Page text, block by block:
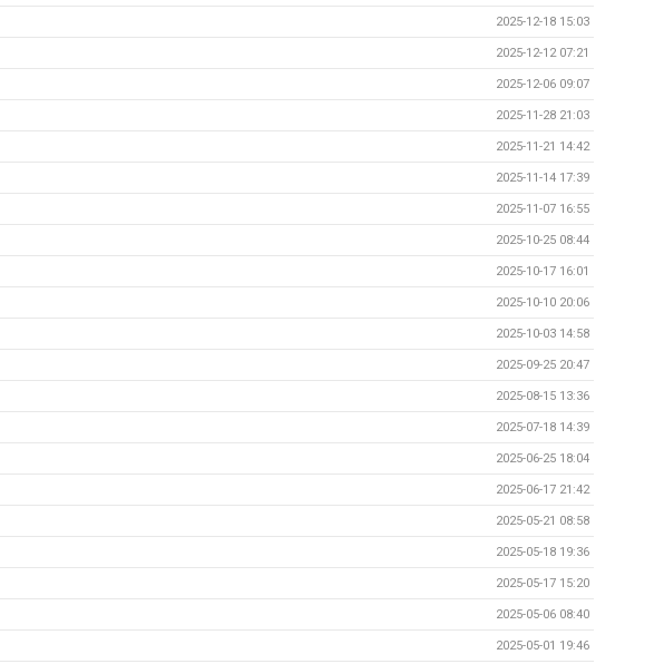
2025-12-18 15:03
2025-12-12 07:21
2025-12-06 09:07
2025-11-28 21:03
2025-11-21 14:42
2025-11-14 17:39
2025-11-07 16:55
2025-10-25 08:44
2025-10-17 16:01
2025-10-10 20:06
2025-10-03 14:58
2025-09-25 20:47
2025-08-15 13:36
2025-07-18 14:39
2025-06-25 18:04
2025-06-17 21:42
2025-05-21 08:58
2025-05-18 19:36
2025-05-17 15:20
2025-05-06 08:40
2025-05-01 19:46